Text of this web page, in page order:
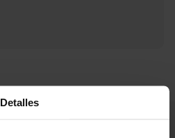
Detalles